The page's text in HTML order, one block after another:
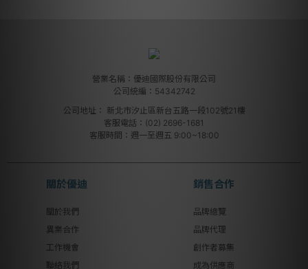
營業名稱：優迪國際股份有限公司
公司統編：54342742
公司地址： 新北市汐止區新台五路一段102號21樓
客服電話：(02) 2696-1681
客服時間：週一至週五 9:00~18:00
關於優迪
關於我們
異業合作
工作機會
聯絡我們
銷售合作
品牌總覽
品牌代理
創作者募集
成為供應商